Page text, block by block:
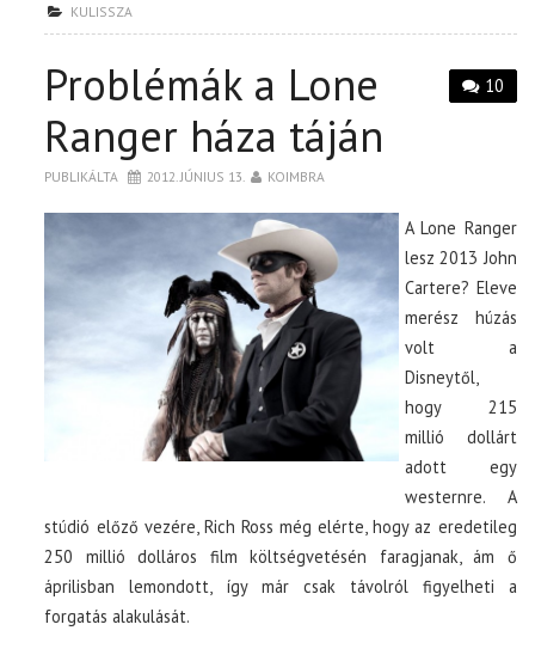
KULISSZA
10
Problémák a Lone
Ranger háza táján
PUBLIKÁLTA 2012. JÚNIUS 13. KOIMBRA
A Lone Ranger
lesz 2013 John
Cartere? Eleve
merész húzás
volt a
Disneytől,
hogy 215
millió dollárt
adott egy
westernre. A
stúdió előző vezére, Rich Ross még elérte, hogy az eredetileg
250 millió dolláros film költségvetésén faragjanak, ám ő
áprilisban lemondott, így már csak távolról figyelheti a
forgatás alakulását.